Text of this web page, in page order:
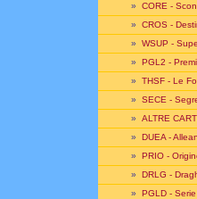
» CORE -
» CROS -
» WSUP -
» PGL2 -
» THSF - Le
» SECE -
» ALTRE
» DUEA -
» PRIO -
» DRLG -
» PGLD -